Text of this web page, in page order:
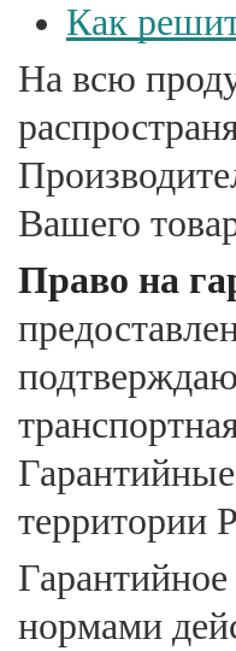
Как
На всю
Вашего
Право на
территории
нормами